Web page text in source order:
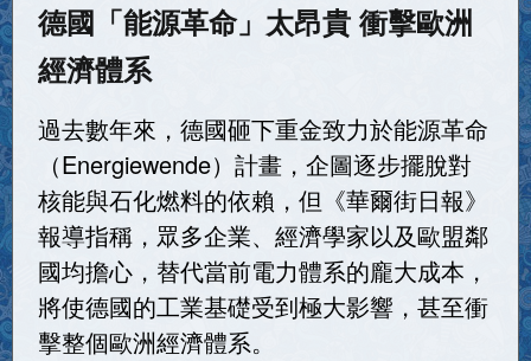
德國「能源革命」太昂貴 衝擊歐洲
經濟體系
過去數年來，德國砸下重金致力於能源革命
（Energiewende）計畫，企圖逐步擺脫對
核能與石化燃料的依賴，但《華爾街日報》
報導指稱，眾多企業、經濟學家以及歐盟鄰
國均擔心，替代當前電力體系的龐大成本，
將使德國的工業基礎受到極大影響，甚至衝
擊整個歐洲經濟體系。